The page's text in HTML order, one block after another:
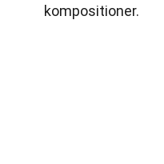
kompositioner.